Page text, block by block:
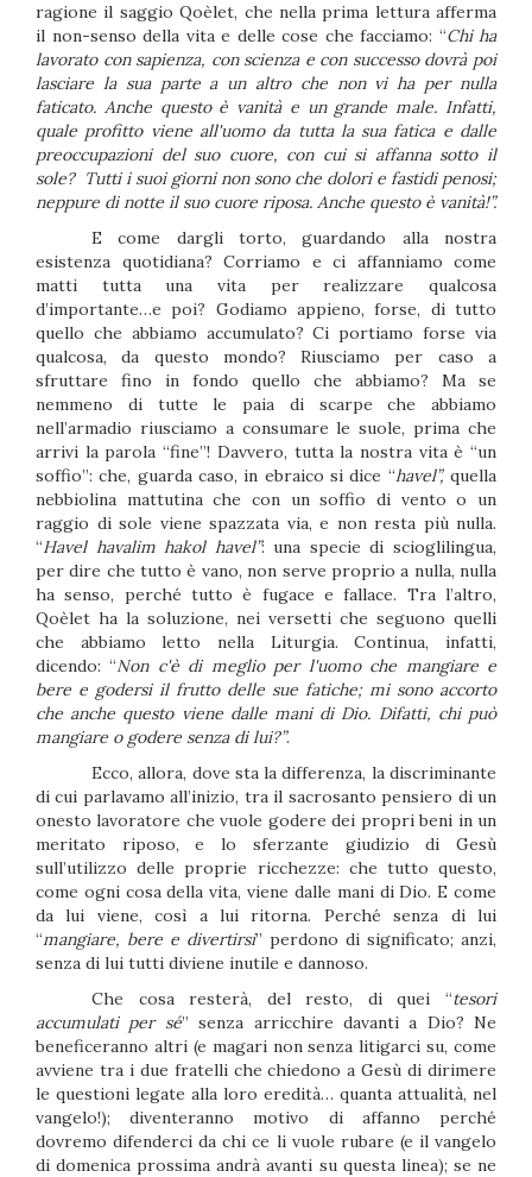
ragione il saggio Qoèlet, che nella prima lettura afferma
il non-senso della vita e delle cose che facciamo: “Chi ha
lavorato con sapienza, con scienza e con successo dovrà poi
lasciare la sua parte a un altro che non vi ha per nulla
faticato. Anche questo è vanità e un grande male. Infatti,
quale profitto viene all'uomo da tutta la sua fatica e dalle
preoccupazioni del suo cuore, con cui si affanna sotto il
sole? Tutti i suoi giorni non sono che dolori e fastidi penosi;
neppure di notte il suo cuore riposa. Anche questo è vanità!”.
E come dargli torto, guardando alla nostra
esistenza quotidiana? Corriamo e ci affanniamo come
matti tutta una vita per realizzare qualcosa
d’importante…e poi? Godiamo appieno, forse, di tutto
quello che abbiamo accumulato? Ci portiamo forse via
qualcosa, da questo mondo? Riusciamo per caso a
sfruttare fino in fondo quello che abbiamo? Ma se
nemmeno di tutte le paia di scarpe che abbiamo
nell’armadio riusciamo a consumare le suole, prima che
arrivi la parola “fine”! Davvero, tutta la nostra vita è “un
soffio”: che, guarda caso, in ebraico si dice “havel”,quella
nebbiolina mattutina che con un soffio di vento o un
raggio di sole viene spazzata via, e non resta più nulla.
“Havel havalim hakol havel”: una specie di scioglilingua,
per dire che tutto è vano, non serve proprio a nulla, nulla
ha senso, perché tutto è fugace e fallace. Tra l’altro,
Qoèlet ha la soluzione, nei versetti che seguono quelli
che abbiamo letto nella Liturgia. Continua, infatti,
dicendo: “Non c'è di meglio per l'uomo che mangiare e
bere e godersi il frutto delle sue fatiche; mi sono accorto
che anche questo viene dalle mani di Dio. Difatti, chi può
mangiare o godere senza di lui?”.
Ecco, allora, dove sta la differenza, la discriminante
di cui parlavamo all’inizio, tra il sacrosanto pensiero di un
onesto lavoratore che vuole godere dei propri beni in un
meritato riposo, e lo sferzante giudizio di Gesù
sull’utilizzo delle proprie ricchezze: che tutto questo,
come ogni cosa della vita, viene dalle mani di Dio. E come
da lui viene, così a lui ritorna. Perché senza di lui
“mangiare, bere e divertirsi” perdono di significato; anzi,
senza di lui tutti diviene inutile e dannoso.
Che cosa resterà, del resto, di quei “tesori
accumulati per sé” senza arricchire davanti a Dio? Ne
beneficeranno altri (e magari non senza litigarci su, come
avviene tra i due fratelli che chiedono a Gesù di dirimere
le questioni legate alla loro eredità… quanta attualità, nel
vangelo!); diventeranno motivo di affanno perché
dovremo difenderci da chi ce li vuole rubare (e il vangelo
di domenica prossima andrà avanti su questa linea); se ne